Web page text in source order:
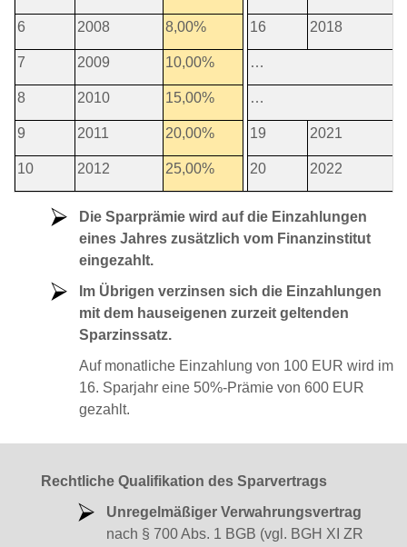
6 2008 8,00% 16 2018
7 2009 10,00% …
8 2010 15,00% …
9 2011 20,00% 19 2021
10 2012 25,00% 20 2022
Die Sparprämie wird auf die Einzahlungen
eines Jahres zusätzlich vom Finanzinstitut
eingezahlt.
Im Übrigen verzinsen sich die Einzahlungen
mit dem hauseigenen zurzeit geltenden
Sparzinssatz.
Auf monatliche Einzahlung von 100 EUR wird im
16. Sparjahr eine 50%-Prämie von 600 EUR
gezahlt.
Rechtliche Qualifikation des Sparvertrags
Unregelmäßiger Verwahrungsvertrag
nach § 700 Abs. 1 BGB (vgl. BGH XI ZR